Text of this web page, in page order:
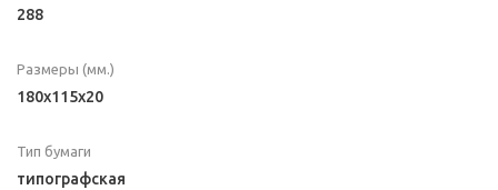
288
Размеры (мм.)
180x115x20
Тип бумаги
типографская